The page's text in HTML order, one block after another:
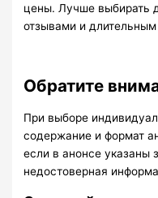
цены. Лучше выбирать
отзывами и
Обратите
При выборе
содержание и формат
если в анонсе указаны
недостоверная